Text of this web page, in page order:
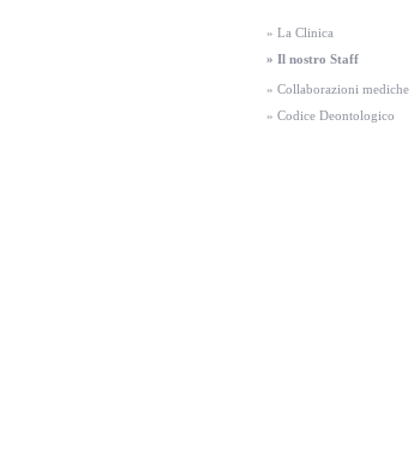
» La Clinica
» Il nostro Staff
» Collaborazioni mediche
» Codice Deontologico